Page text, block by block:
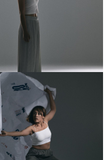
冉而山 ｜戴雲
x 得力量》
黃雅農
這裡到那裡》